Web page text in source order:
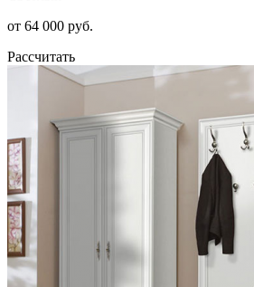
от 64 000 руб.
Рассчитать